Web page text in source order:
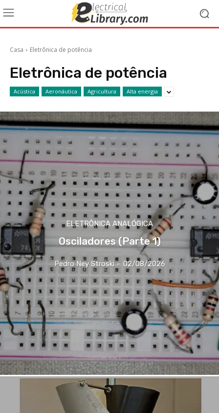
Casa Eletrônica de potência
Eletrônica de potência
Acústica Aeronáutica Agricultura Alta energia
ELETRÔNICA ANALÓGICA
Osciladores (Parte 1)
Pedro Ney Stroski - 02/08/2026